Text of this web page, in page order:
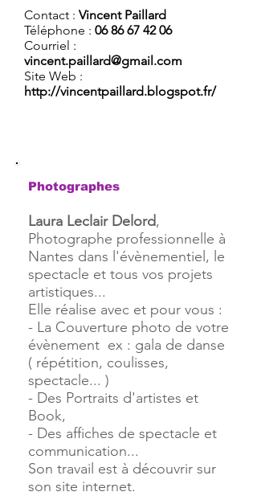
Contact : Vincent Paillard
Téléphone : 06 86 67 42 06
Courriel :
vincent.paillard@gmail.com
Site Web :
http://vincentpaillard.blogspot.fr/
Photographes
Laura Leclair Delord,
Photographe professionnelle à
Nantes dans l'évènementiel, le
spectacle et tous vos projets
artistiques...
Elle réalise avec et pour vous :
- La Couverture photo de votre
évènement ex : gala de danse
( répétition, coulisses,
spectacle... )
- Des Portraits d'artistes et
Book,
- Des affiches de spectacle et
communication...
Son travail est à découvrir sur
son site internet.